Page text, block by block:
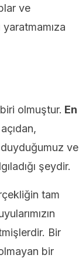
ve
olmuştur. En
duyduğumuz ve
şeydir.
tam
Bir
bir